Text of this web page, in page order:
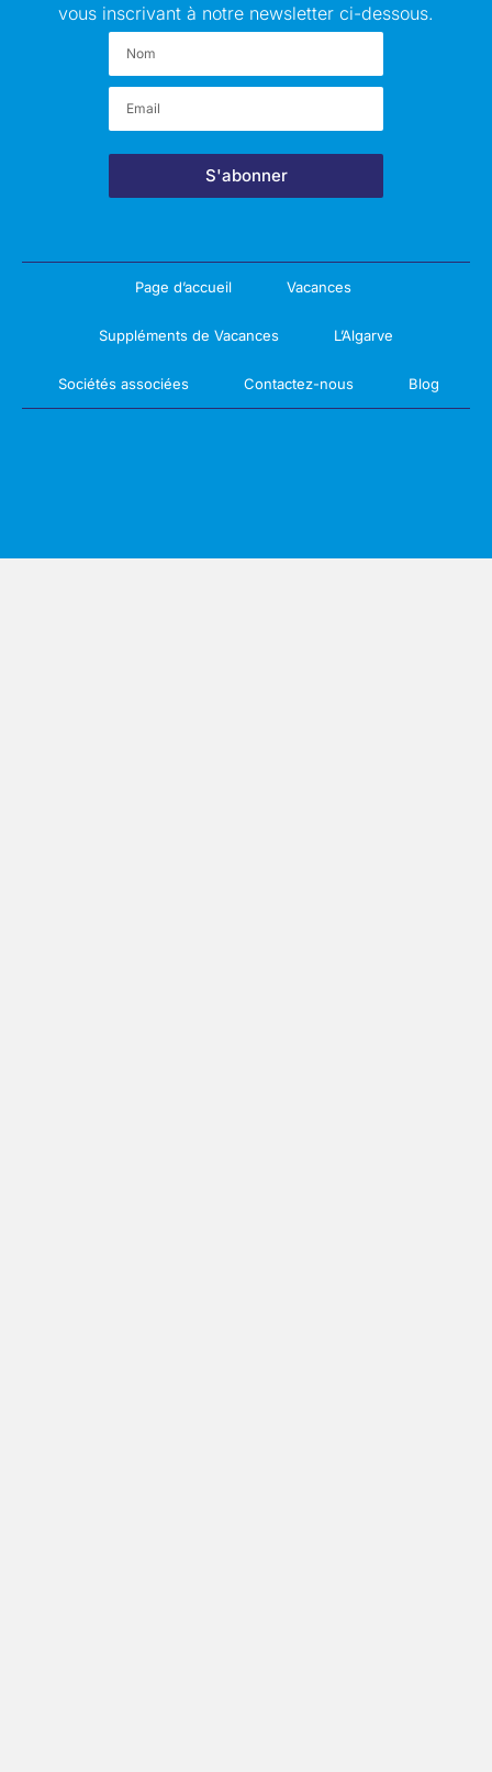
vous inscrivant à notre newsletter ci-dessous.
S'abonner
Page d’accueil Vacances
Suppléments de Vacances L’Algarve
Sociétés associées Contactez-nous Blog